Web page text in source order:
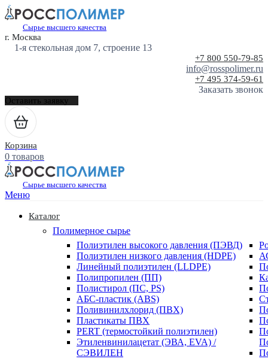
Сырье высшего качества
г. Москва
1-я стекольная дом 7, строение 13
+7 800 550-79-85
info@rosspolimer.ru
+7 495 374-59-61
Заказать звонок
Оставить заявку
Корзина
0 товаров
Сырье высшего качества
Меню
Каталог
Полимерное сырье
Полиэтилен высокого давления (ПЭВД)
Полиэтилен низкого давления (HDPE)
Линейный полиэтилен (LLDPE)
Полипропилен (ПП)
Полистирол (ПС, PS)
АБС-пластик (ABS)
Поливинилхлорид (ПВХ)
Пластикаты ПВХ
PERT (термостойкий полиэтилен)
Этиленвинилацетат (ЭВА, EVA) /
СЭВИЛЕН